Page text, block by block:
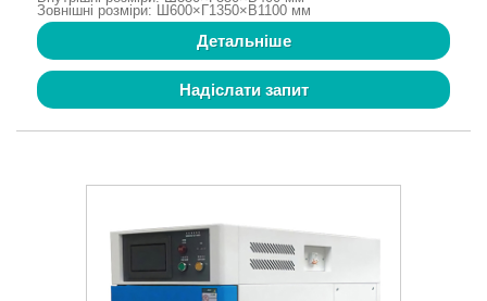
Зовнішні розміри: Ш600×Г1350×В1100 мм
Детальніше
Надіслати запит